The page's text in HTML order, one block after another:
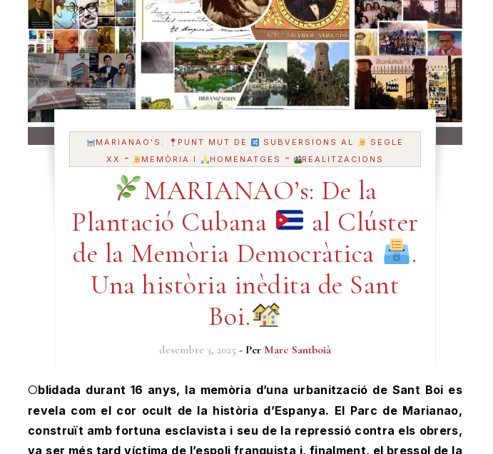
MARIANAO'S: PUNT MUT DE SUBVERSIONS AL
SEGLE
XX
- MEMÒRIA I HOMENATGES - REALITZACIONS
MARIANAO’s: De la
Plantació Cubana
al Clúster
de la Memòria Democràtica
.
Una història inèdita de Sant
Boi.
desembre 3, 2025 - Per Marc Santboià
Oblidada durant 16 anys, la memòria d’una urbanització de Sant Boi es
revela com el cor ocult de la història d’Espanya. El Parc de Marianao,
construït amb fortuna esclavista i seu de la repressió contra els obrers,
va ser més tard víctima de l’espoli franquista i, finalment, el bressol de la